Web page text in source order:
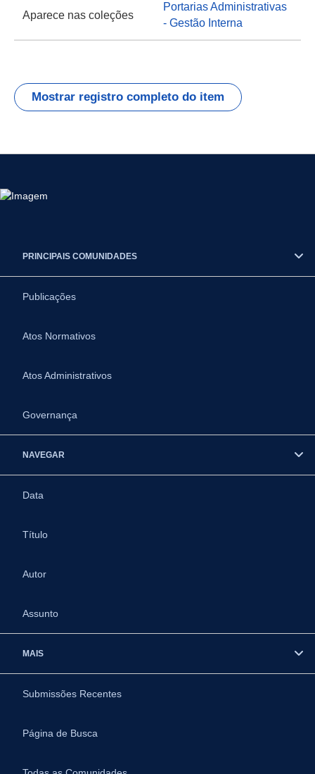
Aparece nas coleções
Portarias Administrativas
- Gestão Interna
Mostrar registro completo do item
PRINCIPAIS COMUNIDADES
Publicações
Atos Normativos
Atos Administrativos
Governança
NAVEGAR
Data
Título
Autor
Assunto
MAIS
Submissões Recentes
Página de Busca